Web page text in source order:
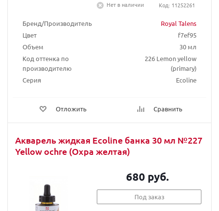
Бренд/Производитель
Royal Talens
Цвет
f7ef95
Объем
30 мл
Код оттенка по
производителю
226 Lemon yellow
(primary)
Серия
Ecoline
Отложить Сравнить
Нет в наличии
Код: 11252261
Акварель жидкая Ecoline банка 30 мл №227
Yellow ochre (Охра желтая)
680 руб.
Под заказ